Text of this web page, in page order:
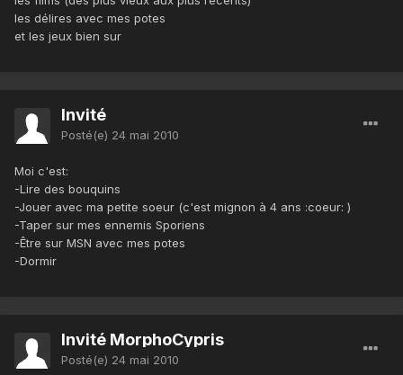
les délires avec mes potes
et les jeux bien sur
Invité
Posté(e) 24 mai 2010
Moi c'est:
-Lire des bouquins
-Jouer avec ma petite soeur (c'est mignon à 4 ans :coeur: )
-Taper sur mes ennemis Sporiens
-Être sur MSN avec mes potes
-Dormir
Invité MorphoCypris
Posté(e) 24 mai 2010